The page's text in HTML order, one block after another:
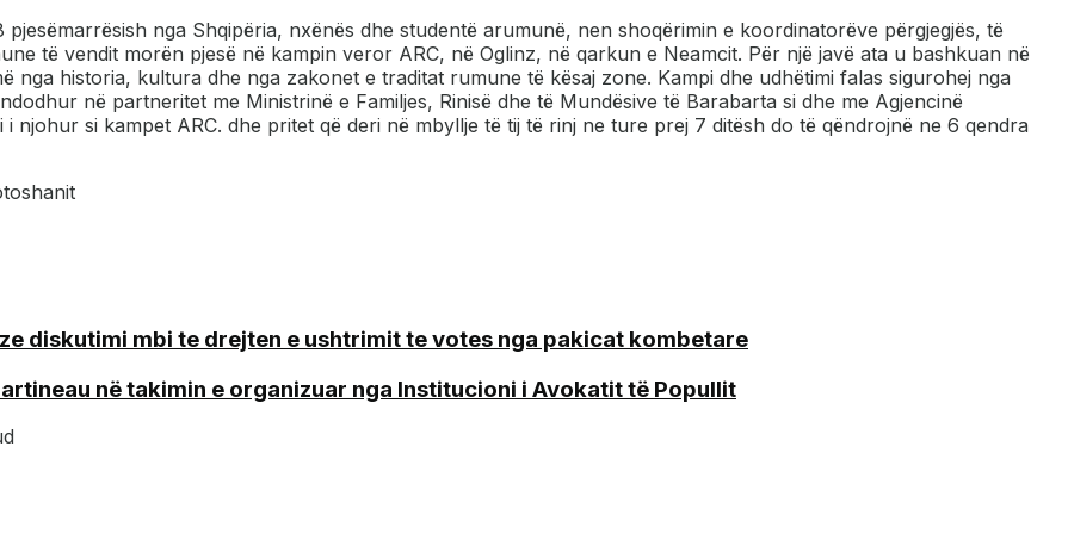
nga Shqipëria, nxënës dhe studentë arumunë, nen shoqërimin e koordinatorëve përgjegjës, të
të vendit morën pjesë në kampin veror ARC, në Oglinz, në qarkun e Neamcit. Për një javë ata u bashkuan në
nga historia, kultura dhe nga zakonet e traditat rumune të kësaj zone. Kampi dhe udhëtimi falas sigurohej nga
në partneritet me Ministrinë e Familjes, Rinisë dhe të Mundësive të Barabarta si dhe me Agjencinë
njohur si kampet ARC. dhe pritet që deri në mbyllje të tij të rinj ne ture prej 7 ditësh do të qëndrojnë ne 6 qendra
diskutimi mbi te drejten e ushtrimit te votes nga pakicat kombetare
në takimin e organizuar nga Institucioni i Avokatit të Popullit